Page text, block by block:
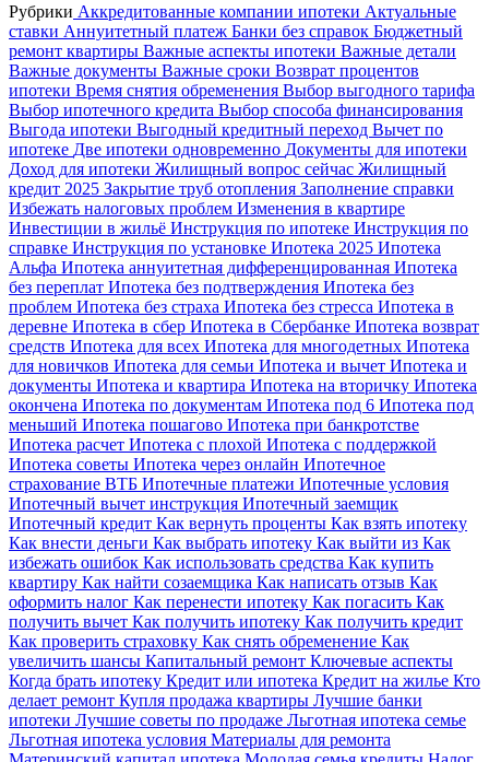
Рубрики Аккредитованные компании ипотеки Актуальные
ставки Аннуитетный платеж Банки без справок Бюджетный
ремонт квартиры Важные аспекты ипотеки Важные детали
Важные документы Важные сроки Возврат процентов
ипотеки Время снятия обременения Выбор выгодного тарифа
Выбор ипотечного кредита Выбор способа финансирования
Выгода ипотеки Выгодный кредитный переход Вычет по
ипотеке Две ипотеки одновременно Документы для ипотеки
Доход для ипотеки Жилищный вопрос сейчас Жилищный
кредит 2025 Закрытие труб отопления Заполнение справки
Избежать налоговых проблем Изменения в квартире
Инвестиции в жильё Инструкция по ипотеке Инструкция по
справке Инструкция по установке Ипотека 2025 Ипотека
Альфа Ипотека аннуитетная дифференцированная Ипотека
без переплат Ипотека без подтверждения Ипотека без
проблем Ипотека без страха Ипотека без стресса Ипотека в
деревне Ипотека в сбер Ипотека в Сбербанке Ипотека возврат
средств Ипотека для всех Ипотека для многодетных Ипотека
для новичков Ипотека для семьи Ипотека и вычет Ипотека и
документы Ипотека и квартира Ипотека на вторичку Ипотека
окончена Ипотека по документам Ипотека под 6 Ипотека под
меньший Ипотека пошагово Ипотека при банкротстве
Ипотека расчет Ипотека с плохой Ипотека с поддержкой
Ипотека советы Ипотека через онлайн Ипотечное
страхование ВТБ Ипотечные платежи Ипотечные условия
Ипотечный вычет инструкция Ипотечный заемщик
Ипотечный кредит Как вернуть проценты Как взять ипотеку
Как внести деньги Как выбрать ипотеку Как выйти из Как
избежать ошибок Как использовать средства Как купить
квартиру Как найти созаемщика Как написать отзыв Как
оформить налог Как перенести ипотеку Как погасить Как
получить вычет Как получить ипотеку Как получить кредит
Как проверить страховку Как снять обременение Как
увеличить шансы Капитальный ремонт Ключевые аспекты
Когда брать ипотеку Кредит или ипотека Кредит на жилье Кто
делает ремонт Купля продажа квартиры Лучшие банки
ипотеки Лучшие советы по продаже Льготная ипотека семье
Льготная ипотека условия Материалы для ремонта